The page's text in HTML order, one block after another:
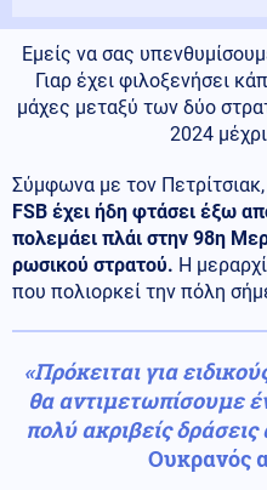
Εμείς να σας
Γιαρ έχει φιλοξενήσει
μάχες μεταξύ των δύο
2024
Σύμφωνα με τον Πετρίτσιακ,
FSB έχει ήδη φτάσει έξω
πολεμάει πλάι στην 98η
ρωσικού στρατού. Η
που πολιορκεί την πόλη
«Πρόκειται για
θα αντιμετωπίσουμε
πολύ ακριβείς
Ουκρανός